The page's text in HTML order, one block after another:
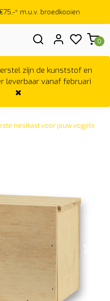
* m.u.v. broedkooien
0
zijn de kunststof en
leverbaar vanaf februari
nestkast voor jouw vogels